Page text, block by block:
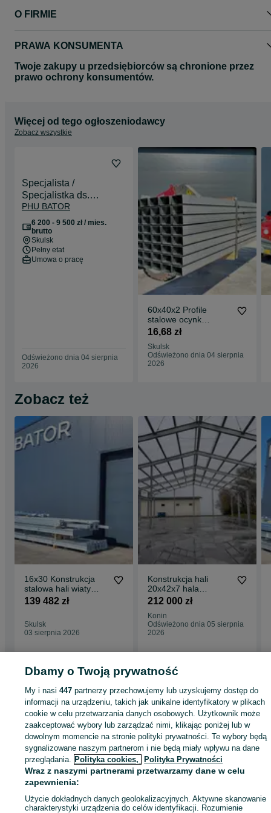
O FIRMIE
PRAWA KONSUMENTA
Twoje zakupy u przedsiębiorców są chronione przez
prawo ochrony konsumentów.
Więcej od tego ogłoszeniodawcy
Zobacz wszystkie
Specjalista /
Specjalistka ds.
administracyjno-
księgowych
PHU BATOR
6 200 - 9 500 zł / mies.
brutto
Skulsk
Pełny etat
Umowa o pracę
Odświeżono dnia 04 sierpnia
2026
60x40x2 Profile
stalowe ocynk
zamknięte rury łaty
ogrodzenie słupy
16,68 zł
Skulsk
Odświeżono dnia 04 sierpnia
2026
Zobacz też
16x30 Konstrukcja
stalowa hali wiaty
magazynu obory
budynek
139 482 zł
Skulsk
03 sierpnia 2026
Konstrukcja hali
20x42x7 hala
magazyn warsztat
obora produkcyjna
212 000 zł
Konin
Odświeżono dnia 05 sierpnia
2026
Strona główna Budowa i Remont Garaże Garaże - Wielkopolskie
Garaże -
Skulsk
KATEGORIA
1022076670 Wyświetlenia:
Zadzwoń / SMS Wyślij wiadomość
Dbamy o Twoją prywatność
My i nasi447 partnerzy przechowujemy lub uzyskujemy dostęp do
informacji na urządzeniu, takich jak unikalne identyfikatory w plikach
cookie w celu przetwarzania danych osobowych. Użytkownik może
zaakceptować wybory lub zarządzać nimi, klikając poniżej lub w
dowolnym momencie na stronie polityki prywatności. Te wybory będą
sygnalizowane naszym partnerom i nie będą miały wpływu na dane
przeglądania. Polityka cookies, Polityka Prywatności
Wraz z naszymi partnerami przetwarzamy dane w celu
zapewnienia:
Użycie dokładnych danych geolokalizacyjnych. Aktywne skanowanie
charakterystyki urządzenia do celów identyfikacji. Rozumienie